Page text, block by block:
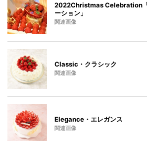
2022Christmas Celebration「
ーション」
関連画像
Classic・クラシック
関連画像
Elegance・エレガンス
関連画像